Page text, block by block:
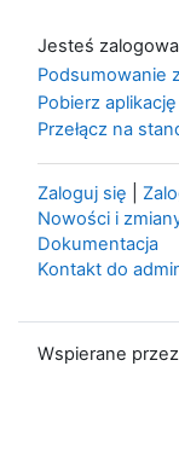
Jesteś
Podsumowanie
Pobierz
Przełącz na
Zaloguj się
Nowości i
Dokumentacja
Kontakt do
Wspierane przez